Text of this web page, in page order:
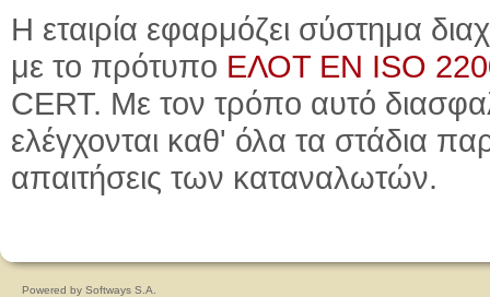
Η εταιρία εφαρμόζει σύστημα
με το πρότυπο ΕΛΟΤ ΕΝ ISO
CERT. Με τον τρόπο αυτό
ελέγχονται καθ' όλα τα στάδια
απαιτήσεις των καταναλωτών.
Powered by Softways S.A.